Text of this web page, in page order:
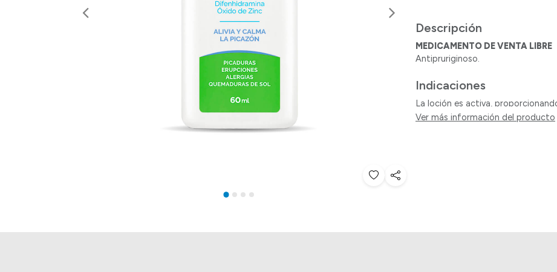
Anterior Siguiente
Descripción
MEDICAMENTO DE VENTA LIBRE
Antipruriginoso.
Indicaciones
La loción es activa,
quemaduras de sol, picaduras de
Ver más información del producto